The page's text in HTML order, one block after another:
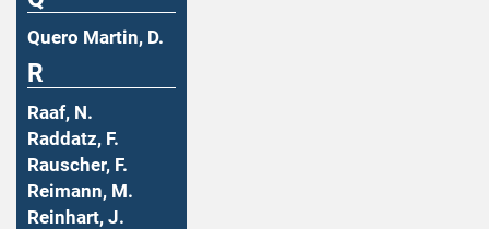
Quero Martin, D.
R
Raaf, N.
Raddatz, F.
Rauscher, F.
Reimann, M.
Reinhart, J.